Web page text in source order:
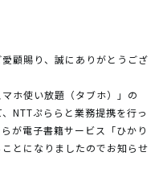
顧賜り、誠にありがとうござ
ホ使い放題（タブホ）」の
NTTぷららと業務提携を行っ
が電子書籍サービス「ひかり
とになりましたのでお知らせ